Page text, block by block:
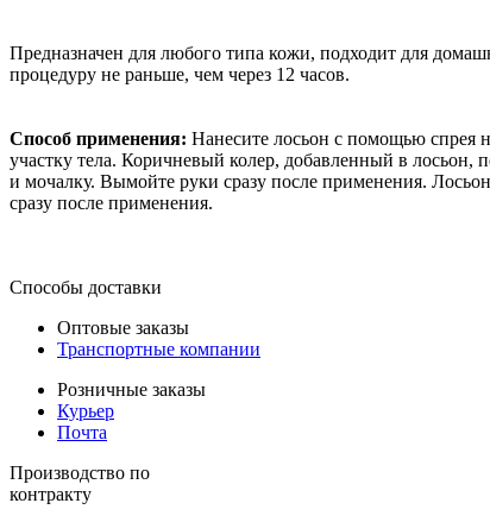
Предназначен для любого типа кожи, подходит для
процедуру не раньше, чем через 12 часов.
Способ применения: Нанесите лосьон с помощью спрея
участку тела. Коричневый колер, добавленный в
и мочалку. Вымойте руки сразу после применения.
сразу после применения.
Способы доставки
Оптовые заказы
Транспортные компании
Розничные заказы
Курьер
Почта
Производство по
контракту